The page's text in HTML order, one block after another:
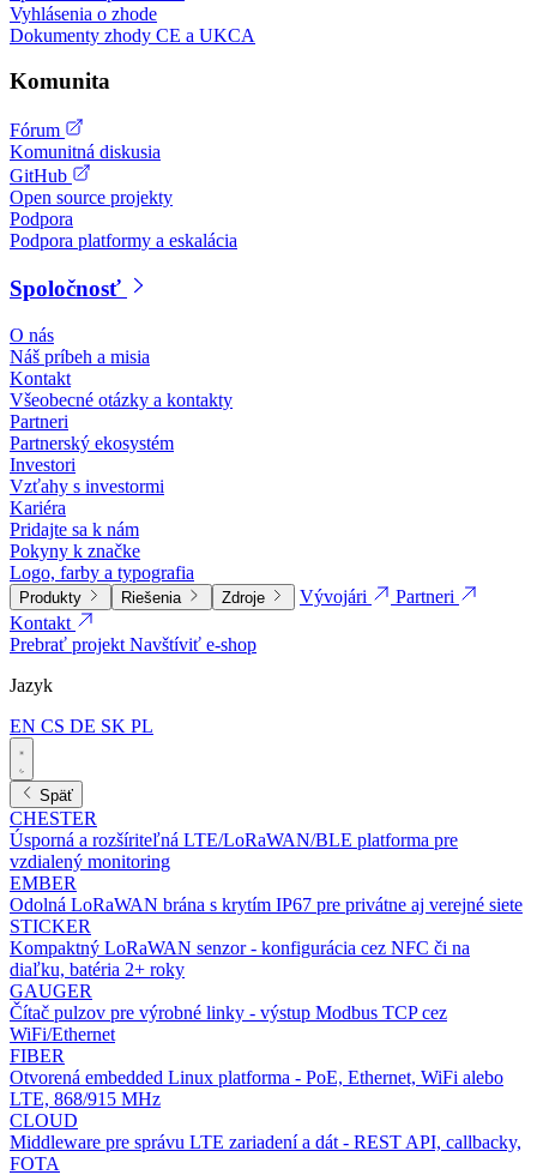
Vyhlásenia o zhode
Dokumenty zhody CE a UKCA
Komunita
Fórum
Komunitná diskusia
GitHub
Open source projekty
Podpora
Podpora platformy a eskalácia
Spoločnosť
O nás
Náš príbeh a misia
Kontakt
Všeobecné otázky a kontakty
Partneri
Partnerský ekosystém
Investori
Vzťahy s investormi
Kariéra
Pridajte sa k nám
Pokyny k značke
Logo, farby a typografia
Produkty Riešenia Zdroje Vývojári
Partneri
Kontakt
Prebrať projektNavštíviť e-shop
Jazyk
EN CS DE SK PL
Späť
CHESTER
Úsporná a rozšíriteľná LTE/LoRaWAN/BLE platforma pre
vzdialený monitoring
EMBER
Odolná LoRaWAN brána s krytím IP67 pre privátne aj verejné siete
STICKER
Kompaktný LoRaWAN senzor - konfigurácia cez NFC či na
diaľku, batéria 2+ roky
GAUGER
Čítač pulzov pre výrobné linky - výstup Modbus TCP cez
WiFi/Ethernet
FIBER
Otvorená embedded Linux platforma - PoE, Ethernet, WiFi alebo
LTE, 868/915 MHz
CLOUD
Middleware pre správu LTE zariadení a dát - REST API, callbacky,
FOTA